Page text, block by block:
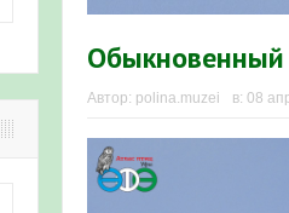
Обыкновенный
Автор: polina.muzei в: 08